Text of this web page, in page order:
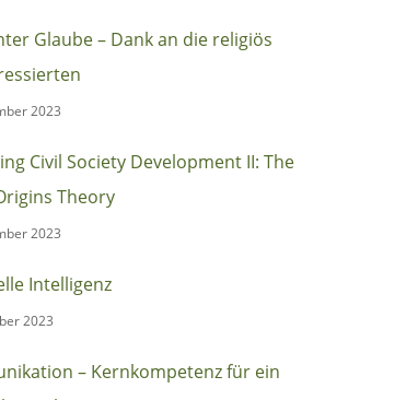
Glaube – Dank an die religiös
2023
Civil Society Development II: The
Theory
2023
Intelligenz
2023
– Kernkompetenz für ein